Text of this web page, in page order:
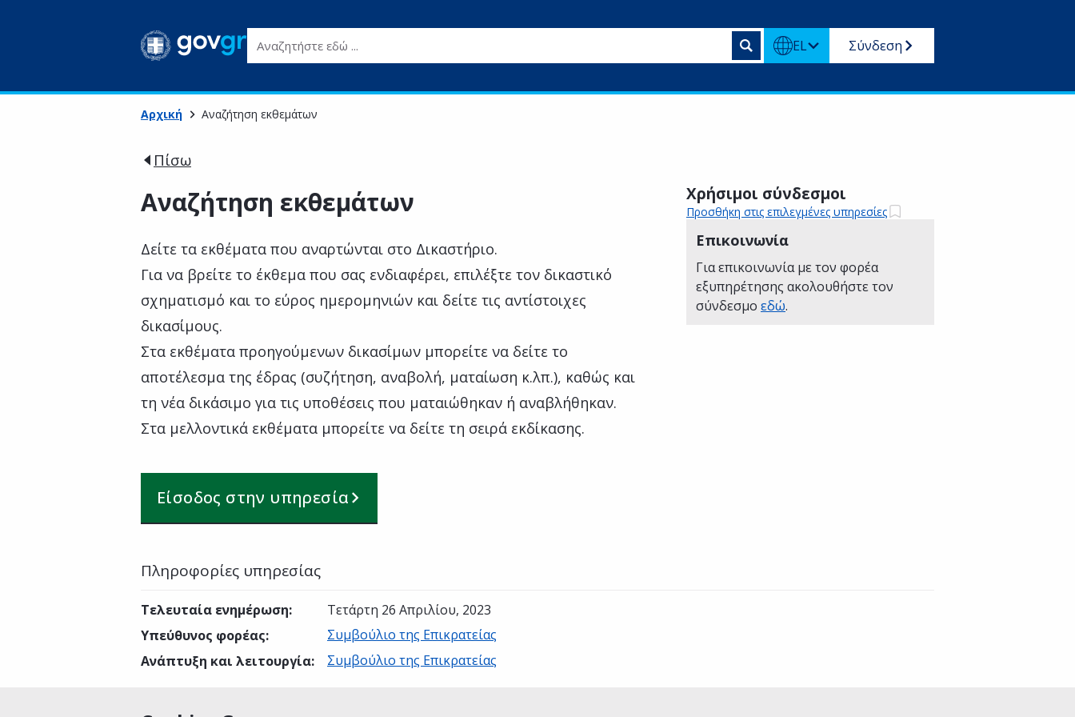
Αναζητήστε εδώ ... EL Σύνδεση
Αρχική Αναζήτηση εκθεμάτων
Πίσω
Αναζήτηση εκθεμάτων
Δείτε τα εκθέματα που αναρτώνται στο Δικαστήριο.
Για να βρείτε το έκθεμα που σας ενδιαφέρει, επιλέξτε τον δικαστικό
σχηματισμό και το εύρος ημερομηνιών και δείτε τις αντίστοιχες
δικασίμους.
Στα εκθέματα προηγούμενων δικασίμων μπορείτε να δείτε το
αποτέλεσμα της έδρας (συζήτηση, αναβολή, ματαίωση κ.λπ.), καθώς και
τη νέα δικάσιμο για τις υποθέσεις που ματαιώθηκαν ή αναβλήθηκαν.
Στα μελλοντικά εκθέματα μπορείτε να δείτε τη σειρά εκδίκασης.
Είσοδος στην υπηρεσία
Χρήσιμοι σύνδεσμοι
Προσθήκη στις επιλεγμένες υπηρεσίες
Επικοινωνία
Για επικοινωνία με τον φορέα
εξυπηρέτησης ακολουθήστε τον
σύνδεσμο εδώ.
Πληροφορίες υπηρεσίας
Τελευταία ενημέρωση:
Τετάρτη 26 Απριλίου, 2023
Υπεύθυνος φορέας:
Συμβούλιο της Επικρατείας
Ανάπτυξη και λειτουργία: Συμβούλιο της Επικρατείας